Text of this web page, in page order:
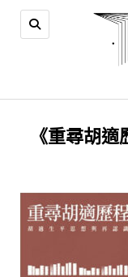
《重尋胡